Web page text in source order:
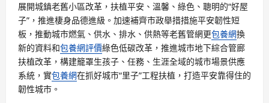
展開城鎮老舊小區改革，扶植平安、溫馨、綠色、聰明的“好屋
子”，推進棲身品德進級。加速補齊市政舉措措施平安韌性短
板，推動城市燃氣、供水、排水、供熱等老舊管網更包養網換
新的資料和包養網評價綠色低碳改革，推進城市地下綜合管廊
扶植改革，構建籠罩生孩子、任務、生涯全域的城市場景供應
系統，實包養網在抓好城市“里子”工程扶植，打造平安靠得住的
韌性城市。